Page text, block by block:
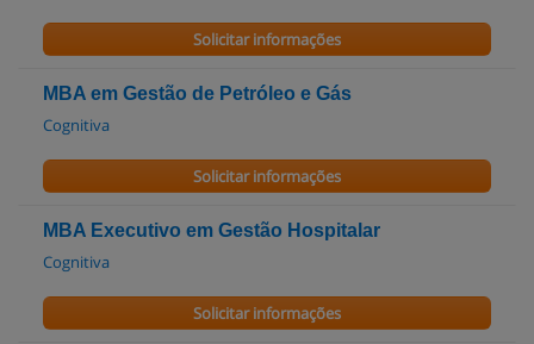
Solicitar informações
MBA em Gestão de Petróleo e Gás
Cognitiva
Solicitar informações
MBA Executivo em Gestão Hospitalar
Cognitiva
Solicitar informações